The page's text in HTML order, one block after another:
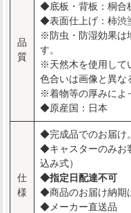
品
質
◆底板・背板：桐合
◆表面仕上げ：柿渋
※防虫・防湿効果は
す。
※天然木を使用して
色合いは画像と異な
※着物等の厚みによ
◆原産国：日本
仕
様
◆完成品でのお届け。
◆キャスターのみお
込み式）
◆指定日配達不可
◆商品のお届け納期
◆メーカー直送品